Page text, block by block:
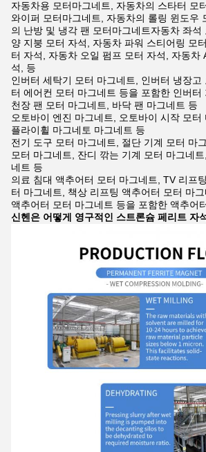
자동차용 모터마그네트, 자동차의 스타터 모
와이퍼 모터마그네트, 자동차의 롤링 윈도우
의 난방 및 냉각 팬 모터마그네트자동차 좌석
양 지붕 모터 자석, 자동차 파워 스티어링 모
터 자석, 자동차 오일 펌프 모터 자석, 자동차
석, 등
인버터 세탁기 모터 마그네트, 인버터 냉장고
터 에어컨 모터 마그네트 등을 포함한 인버터
천장 팬 모터 마그네트, 바닥 팬 마그네트 등
오토바이 엔진 마그네트, 오토바이 시작 모터
플라이휠 마그네토 마그네트 등
전기 도구 모터 마그네트, 절단 기계 모터 마
모터 마그네트, 잔디 깎는 기계 모터 마그네
네트 등
의료 침대 액추어터 모터 마그네트, TV 리프
터 마그네트, 책상 리프팅 액추어터 모터 마
액추어터 모터 마그네트 등을 포함한 액추어
신헨은 어떻게 영구적인 스트론슘 페리트 자